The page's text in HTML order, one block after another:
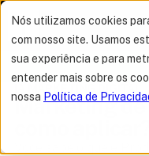
Nós utilizamos cookies
com nosso site. Usamos
sua experiência e para
entender mais sobre os
nossa Política de
OFERTA DO ANO
Marketing de
como
Você sabe o que é